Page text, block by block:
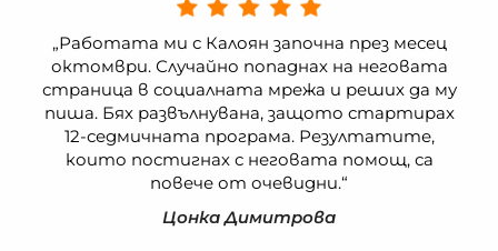
„Работата ми с Калоян започна през месец
октомври. Случайно попаднах на неговата
страница в социалната мрежа и реших да му
пиша. Бях развълнувана, защото стартирах
12-седмичната програма. Резултатите,
които постигнах с неговата помощ, са
повече от очевидни.“
Цонка Димитрова